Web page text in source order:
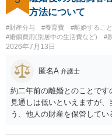
がある＝財産分与でも多く
中に形成した財産を清算する
に、預貯金、不動産、保険、
「どのような形がお子様の
め、未就学のお子様につい
ば、保育園等への送迎、食
通院や予防接種への対応、
況、別居後にどのような養
方法について
#財産分与 #養育費 #離婚するこ
#婚姻費用(別居中の生活費など)
#
2026年7月13日
匿名A 弁護士
約二年前の離婚とのことで
見通しは低いといえますが
う、他人の財産を保管して